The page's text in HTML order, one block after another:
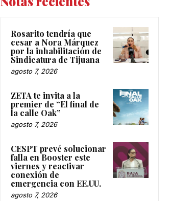
Rosarito tendría que
cesar a Nora Márquez
por la inhabilitación de
Sindicatura de Tijuana
agosto 7, 2026
ZETA te invita a la
premier de “El final de
la calle Oak”
agosto 7, 2026
CESPT prevé solucionar
falla en Booster este
viernes y reactivar
conexión de
emergencia con EE.UU.
agosto 7, 2026